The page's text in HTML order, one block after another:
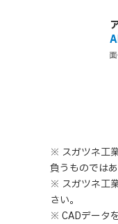
※ スガツネ工
負うものではあ
※ スガツネ工
さい。
※ CADデータ